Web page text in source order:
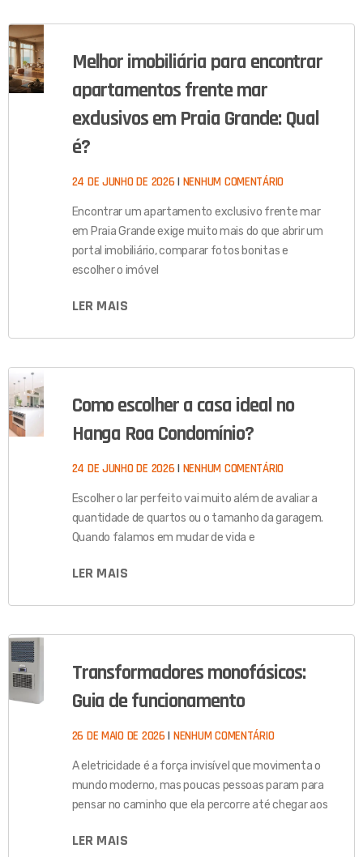
Melhor imobiliária para encontrar
apartamentos frente mar
exclusivos em Praia Grande: Qual
é?
24 DE JUNHO DE 2026 NENHUM COMENTÁRIO
Encontrar um apartamento exclusivo frente mar
em Praia Grande exige muito mais do que abrir um
portal imobiliário, comparar fotos bonitas e
escolher o imóvel
LER MAIS
Como escolher a casa ideal no
Hanga Roa Condomínio?
24 DE JUNHO DE 2026 NENHUM COMENTÁRIO
Escolher o lar perfeito vai muito além de avaliar a
quantidade de quartos ou o tamanho da garagem.
Quando falamos em mudar de vida e
LER MAIS
Transformadores monofásicos:
Guia de funcionamento
26 DE MAIO DE 2026 NENHUM COMENTÁRIO
A eletricidade é a força invisível que movimenta o
mundo moderno, mas poucas pessoas param para
pensar no caminho que ela percorre até chegar aos
LER MAIS